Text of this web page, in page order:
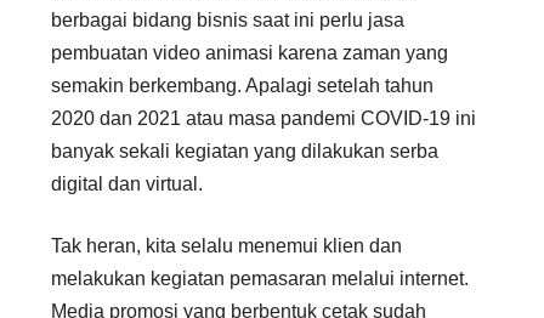
berbagai bidang bisnis saat ini perlu jasa
pembuatan video animasi karena zaman yang
semakin berkembang. Apalagi setelah tahun
2020 dan 2021 atau masa pandemi COVID-19 ini
banyak sekali kegiatan yang dilakukan serba
digital dan virtual.
Tak heran, kita selalu menemui klien dan
melakukan kegiatan pemasaran melalui internet.
Media promosi yang berbentuk cetak sudah